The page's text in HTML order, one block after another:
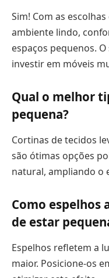
Sim! Com as
ambiente lindo,
espaços pequenos.
investir em móveis
Qual o melhor
pequena?
Cortinas de tecidos
são ótimas opções
natural, ampliando o
Como espelhos
de estar
Espelhos refletem a
maior. Posicione-os